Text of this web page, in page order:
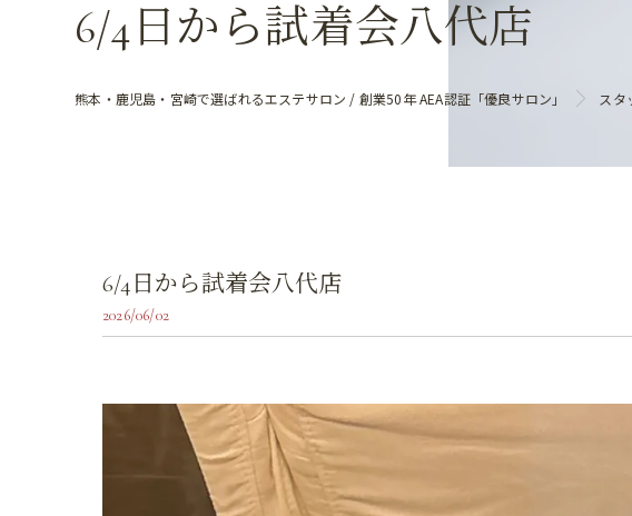
6/4日から試着会八代店
熊本・鹿児島・宮崎で選ばれるエステサロン / 創業50年 AEA認証「優良サロン」 スタ
6/4日から試着会八代店
2026/06/02